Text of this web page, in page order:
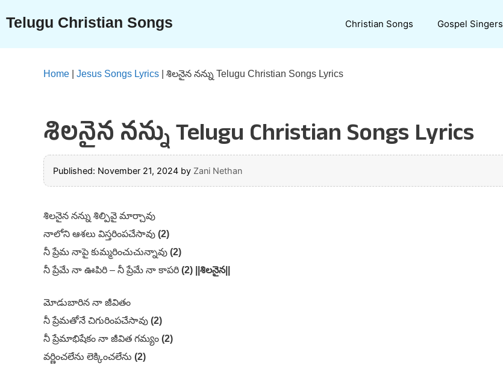
content
Telugu Christian Songs Christian Songs Gospel Singers
Home Jesus Songs Lyrics శిలనైన నన్ను Telugu Christian Songs Lyrics
శిలనైన నన్ను Telugu Christian Songs Lyrics
Published: November 21, 2024 by Zani Nethan
శిలనైన నన్ను శిల్పివై మార్చావు
నాలోని ఆశలు విస్తరింపచేసావు (2)
నీ ప్రేమ నాపై కుమ్మరించుచున్నావు (2)
నీ ప్రేమే నా ఊపిరి – నీ ప్రేమే నా కాపరి (2) ||శిలనైన||
మోడుబారిన నా జీవితం
నీ ప్రేమతోనే చిగురింపచేసావు (2)
నీ ప్రేమాభిషేకం నా జీవిత గమ్యం (2)
వర్ణించలేను లెక్కించలేను (2)